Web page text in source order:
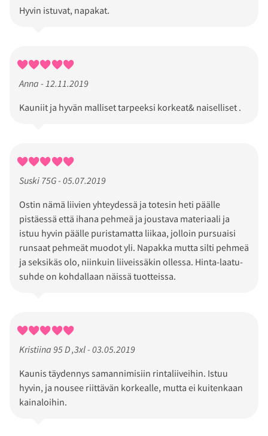
Hyvin istuvat, napakat.
Anna - 12.11.2019
Kauniit ja hyvän malliset tarpeeksi korkeat& naiselliset .
Suski 75G - 05.07.2019
Ostin nämä liivien yhteydessä ja totesin heti päälle
pistäessä että ihana pehmeä ja joustava materiaali ja
istuu hyvin päälle puristamatta liikaa, jolloin pursuaisi
runsaat pehmeät muodot yli. Napakka mutta silti pehmeä
ja seksikäs olo, niinkuin liiveissäkin ollessa. Hinta-laatu-
suhde on kohdallaan näissä tuotteissa.
Kristiina 95 D ,3xl - 03.05.2019
Kaunis täydennys samannimisiin rintaliiveihin. Istuu
hyvin, ja nousee riittävän korkealle, mutta ei kuitenkaan
kainaloihin.